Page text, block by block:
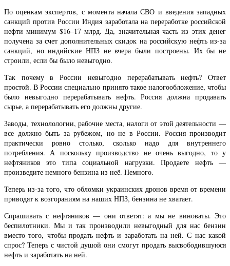
По оценкам экспертов, с момента начала СВО и введения западных
санкций против России Индия заработала на переработке российской
нефти минимум $16–17 млрд. Да, значительная часть из этих денег
получена за счет дополнительных скидок на российскую нефть из-за
санкций, но индийские НПЗ не вчера были построены. Их бы не
строили, если бы было невыгодно.
Так почему в России невыгодно перерабатывать нефть? Ответ
простой. В России специально принято такое налогообложение, чтобы
было невыгодно перерабатывать нефть. Россия должна продавать
сырье, а перерабатывать его должны другие.
Заводы, технолологии, рабочие места, налоги от этой деятельности —
все должно быть за рубежом, но не в России. Россия производит
практически ровно столько, сколько надо для внутреннего
потребления. А поскольку производство не очень выгодно, то у
нефтяников это типа социальной нагрузки. Продаете нефть —
произведите немного бензина из неё. Немного.
Теперь из-за того, что обломки украинских дронов время от времени
приводят к возгораниям на наших НПЗ, бензина не хватает.
Спрашивать с нефтяников — они ответят: а мы не виноваты. Это
беспилотники. Мы и так производили невыгодный для нас бензин
вместо того, чтобы продать нефть и заработать на ней. С нас какой
спрос? Теперь с чистой душой они смогут продать высвободившуюся
нефть и заработать на ней.